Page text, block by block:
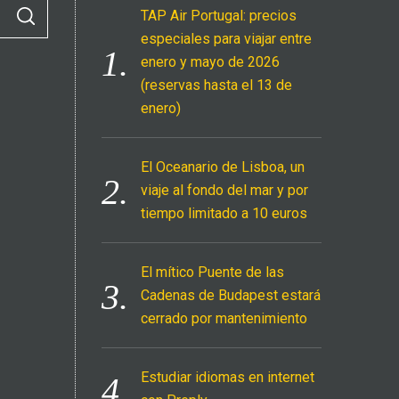
S
A
TAP Air Portugal: precios
especiales para viajar entre
enero y mayo de 2026
(reservas hasta el 13 de
enero)
El Oceanario de Lisboa, un
viaje al fondo del mar y por
tiempo limitado a 10 euros
El mítico Puente de las
Cadenas de Budapest estará
cerrado por mantenimiento
Estudiar idiomas en internet